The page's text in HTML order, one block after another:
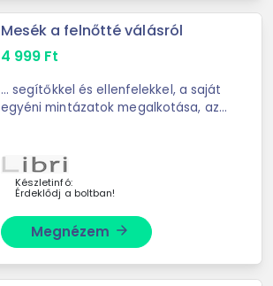
Mesék a felnőtté válásról
4 999 Ft
... segítőkkel és ellenfelekkel, a saját
egyéni mintázatok megalkotása, az
tekintenek egy ifjúra felnőttként, ha
sikeresen átment ...
Készletinfó:
Érdeklődj a boltban!
Megnézem arrow_forward